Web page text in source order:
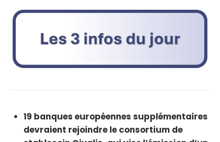
19 banques européennes supplémentaires
devraient rejoindre le consortium de